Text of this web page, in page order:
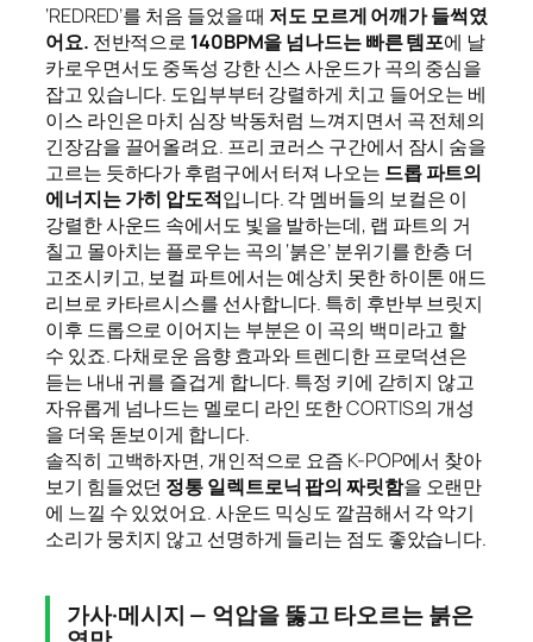
‘REDRED’를 처음 들었을 때 저도 모르게 어깨가 들썩였
어요. 전반적으로 140BPM을 넘나드는 빠른 템포에 날
카로우면서도 중독성 강한 신스 사운드가 곡의 중심을
잡고 있습니다. 도입부부터 강렬하게 치고 들어오는 베
이스 라인은 마치 심장 박동처럼 느껴지면서 곡 전체의
긴장감을 끌어올려요. 프리 코러스 구간에서 잠시 숨을
고르는 듯하다가 후렴구에서 터져 나오는 드롭 파트의
에너지는 가히 압도적입니다. 각 멤버들의 보컬은 이
강렬한 사운드 속에서도 빛을 발하는데, 랩 파트의 거
칠고 몰아치는 플로우는 곡의 ‘붉은’ 분위기를 한층 더
고조시키고, 보컬 파트에서는 예상치 못한 하이톤 애드
리브로 카타르시스를 선사합니다. 특히 후반부 브릿지
이후 드롭으로 이어지는 부분은 이 곡의 백미라고 할
수 있죠. 다채로운 음향 효과와 트렌디한 프로덕션은
듣는 내내 귀를 즐겁게 합니다. 특정 키에 갇히지 않고
자유롭게 넘나드는 멜로디 라인 또한 CORTIS의 개성
을 더욱 돋보이게 합니다.
솔직히 고백하자면, 개인적으로 요즘 K-POP에서 찾아
보기 힘들었던 정통 일렉트로닉 팝의 짜릿함을 오랜만
에 느낄 수 있었어요. 사운드 믹싱도 깔끔해서 각 악기
소리가 뭉치지 않고 선명하게 들리는 점도 좋았습니다.
가사·메시지 — 억압을 뚫고 타오르는 붉은